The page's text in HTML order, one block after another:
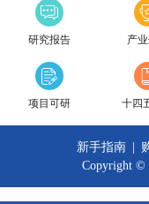
研究报告 产
项目可研 十四
新手指南
Copyright ©